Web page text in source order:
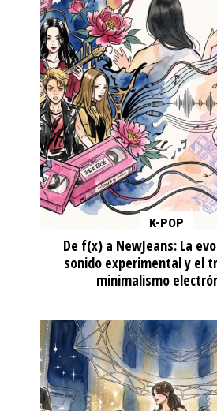
K-POP
De f(x) a NewJeans: La
sonido experimental y el
minimalismo